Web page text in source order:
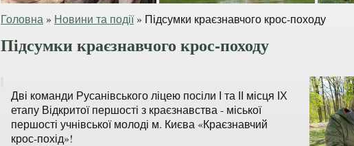
Головна » Новини та події» Підсумки краєзнавчого крос-походу
Підсумки краєзнавчого крос-походу
Дві команди Русанівського ліцею посіли І та ІІ місця ІХ
етапу Відкритої першості з краєзнавства - міської
першості учнівської молоді м. Києва «Краєзнавчий
крос-похід»!